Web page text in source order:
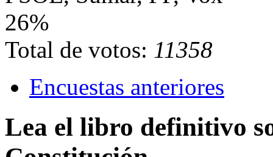
26%
Total de votos: 11358
Encuestas anteriores
Lea el libro definitivo